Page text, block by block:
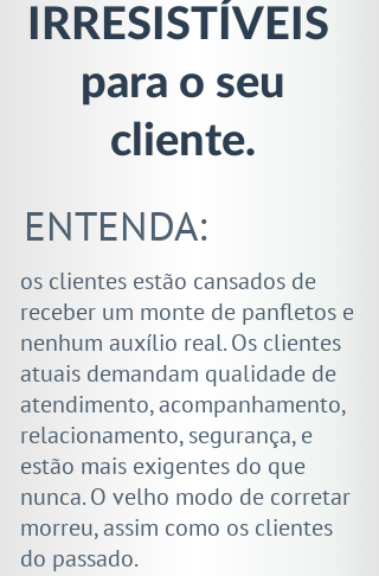
IRRESISTÍVEIS
para o seu
cliente.
os clientes estão cansados de
receber um monte de panfletos e
nenhum auxílio real. Os clientes
atuais demandam qualidade de
atendimento, acompanhamento,
relacionamento, segurança, e
estão mais exigentes do que
nunca. O velho modo de corretar
morreu, assim como os clientes
do passado.
ENTENDA: